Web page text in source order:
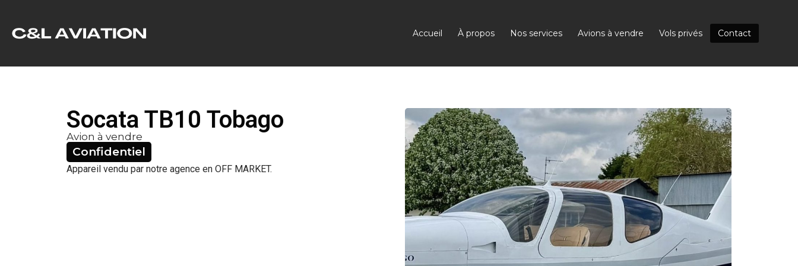
Accueil À propos Nos services Avions à vendre Vols privés Contact
Socata TB10 Tobago
Avion à vendre
Confidentiel
Appareil vendu par notre agence en OFF MARKET.